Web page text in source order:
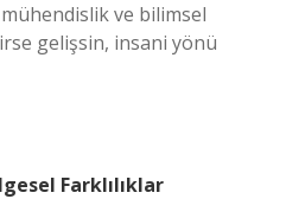
ve bilimsel
gelişsin, insani yönü
Farklılıklar